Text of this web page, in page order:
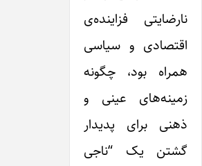
نارضایتی فزاینده‌ی
اقتصادی و سیاسی
همراه بود، چگونه
زمینه‌های عینی و
ذهنی برای پدیدار
گشتن‌ یک “ناجی